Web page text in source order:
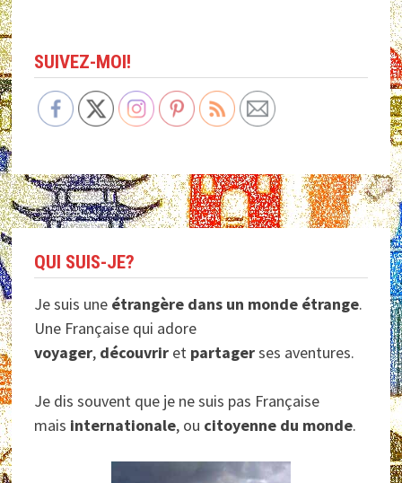
SUIVEZ-MOI!
QUI SUIS-JE?
Je suis une étrangère dans un monde étrange.
Une Française qui adore
voyager, découvrir et partagerses aventures.
Je dis souvent que je ne suis pas Française
mais internationale, ou citoyenne du monde.